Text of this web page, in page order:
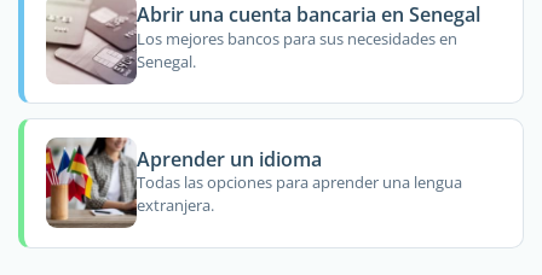
Abrir una cuenta bancaria en Senegal
Los mejores bancos para sus necesidades en
Senegal.
Aprender un idioma
Todas las opciones para aprender una lengua
extranjera.